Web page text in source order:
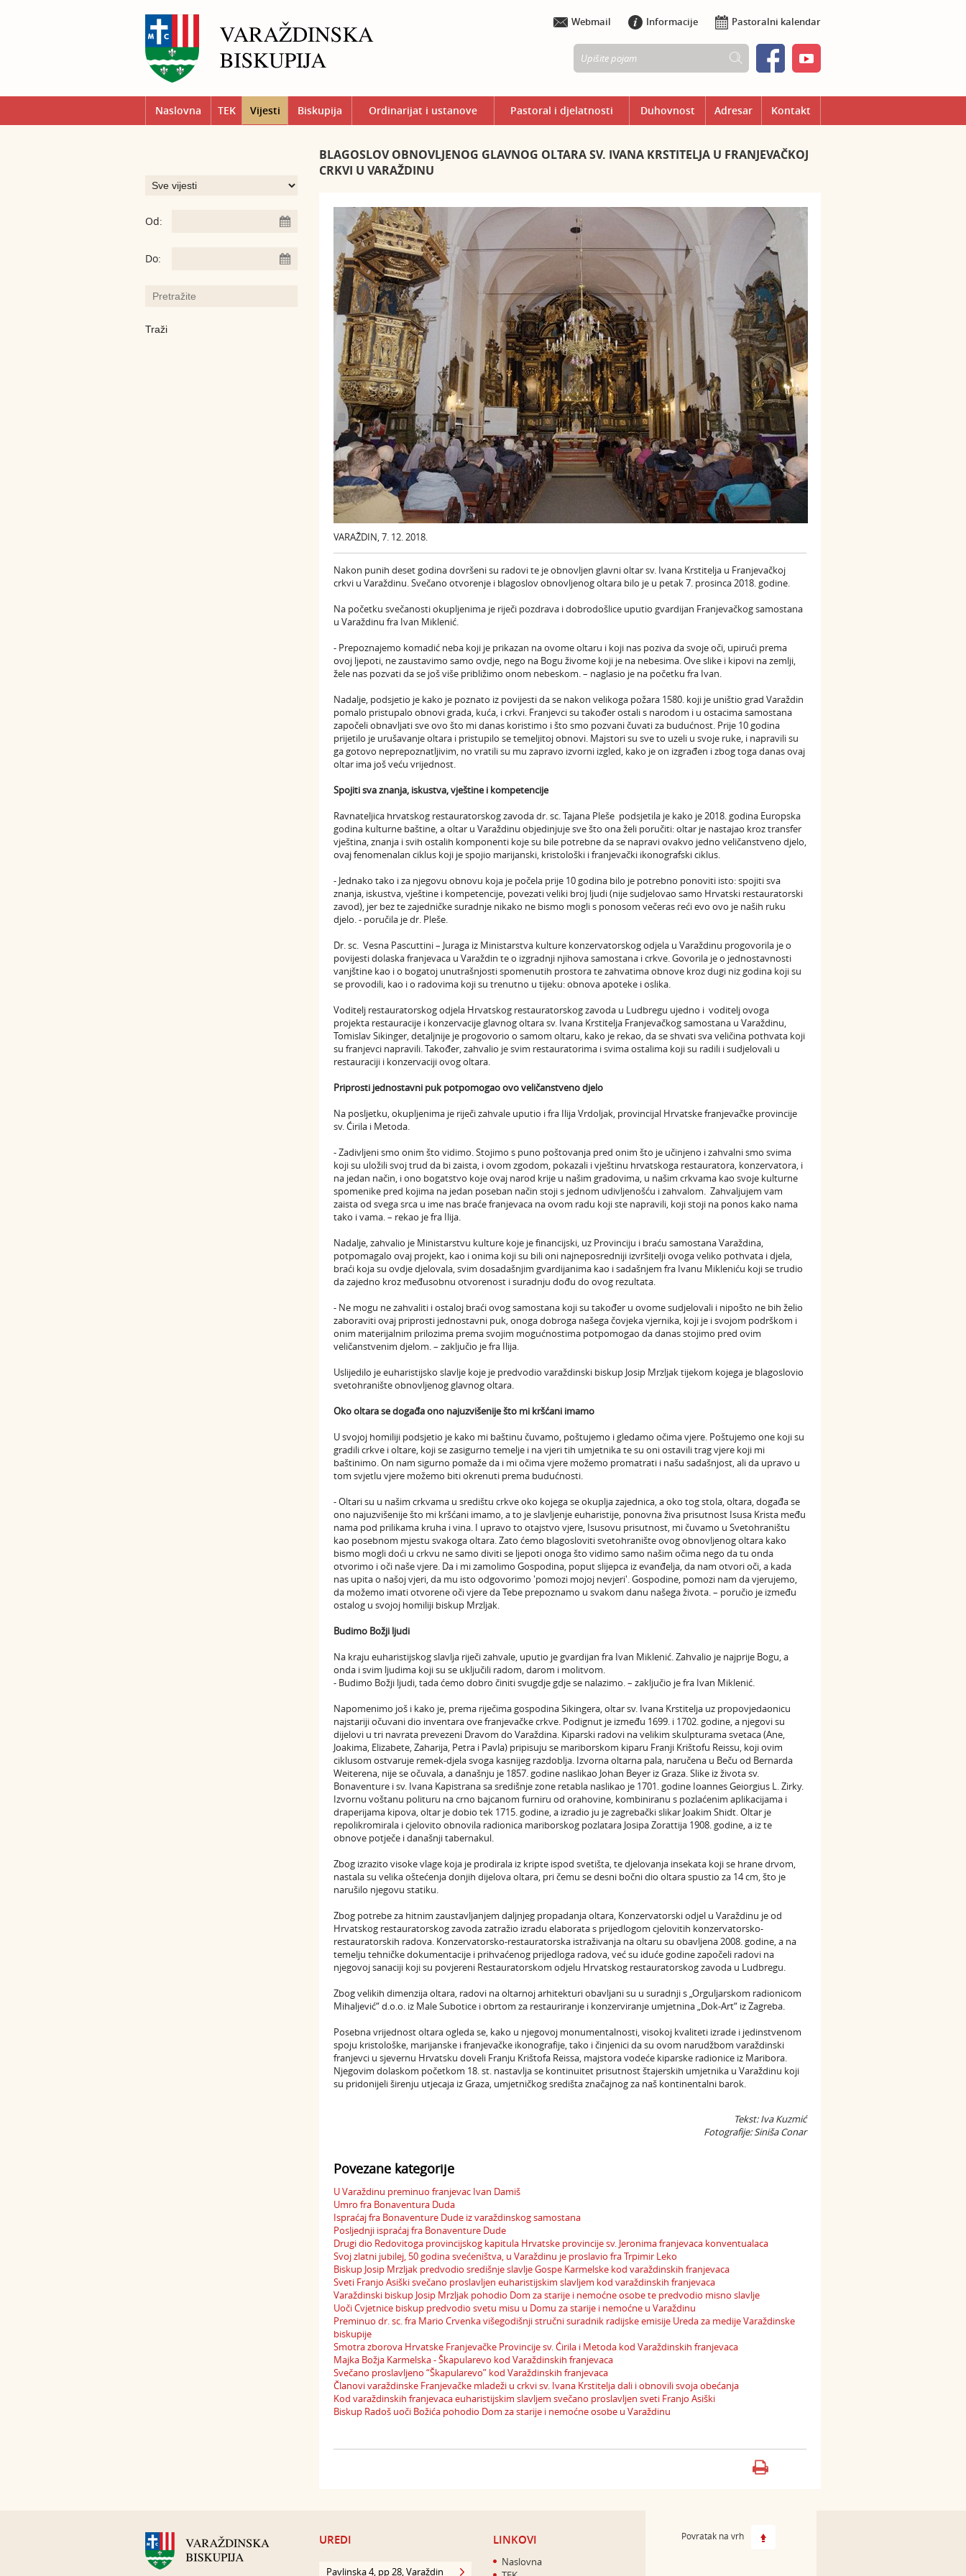
Webmail Informacije Pastoralni kalendar
Naslovna TEK Vijesti Biskupija Ordinarijat i ustanove Pastoral i djelatnosti Duhovnost Adresar Kontakt
Od:
Do:
BLAGOSLOV OBNOVLJENOG GLAVNOG OLTARA SV. IVANA KRSTITELJA U FRANJEVAČKOJ
CRKVI U VARAŽDINU
VARAŽDIN, 7. 12. 2018.
Nakon punih deset godina dovršeni su radovi te je obnovljen glavni oltar sv. Ivana Krstitelja u Franjevačkoj
crkvi u Varaždinu. Svečano otvorenje i blagoslov obnovljenog oltara bilo je u petak 7. prosinca 2018. godine.
Na početku svečanosti okupljenima je riječi pozdrava i dobrodošlice uputio gvardijan Franjevačkog samostana
u Varaždinu fra Ivan Miklenić.
- Prepoznajemo komadić neba koji je prikazan na ovome oltaru i koji nas poziva da svoje oči, upirući prema
ovoj ljepoti, ne zaustavimo samo ovdje, nego na Bogu živome koji je na nebesima. Ove slike i kipovi na zemlji,
žele nas pozvati da se još više približimo onom nebeskom. – naglasio je na početku fra Ivan.
Nadalje, podsjetio je kako je poznato iz povijesti da se nakon velikoga požara 1580. koji je uništio grad Varaždin
pomalo pristupalo obnovi grada, kuća, i crkvi. Franjevci su također ostali s narodom i u ostacima samostana
započeli obnavljati sve ovo što mi danas koristimo i što smo pozvani čuvati za budućnost. Prije 10 godina
prijetilo je urušavanje oltara i pristupilo se temeljitoj obnovi. Majstori su sve to uzeli u svoje ruke, i napravili su
ga gotovo neprepoznatljivim, no vratili su mu zapravo izvorni izgled, kako je on izgrađen i zbog toga danas ovaj
oltar ima još veću vrijednost.
Spojiti sva znanja, iskustva, vještine i kompetencije
Ravnateljica hrvatskog restauratorskog zavoda dr. sc. Tajana Pleše podsjetila je kako je 2018. godina Europska
godina kulturne baštine, a oltar u Varaždinu objedinjuje sve što ona želi poručiti: oltar je nastajao kroz transfer
vještina, znanja i svih ostalih komponenti koje su bile potrebne da se napravi ovakvo jedno veličanstveno djelo,
ovaj fenomenalan ciklus koji je spojio marijanski, kristološki i franjevački ikonografski ciklus.
- Jednako tako i za njegovu obnovu koja je počela prije 10 godina bilo je potrebno ponoviti isto: spojiti sva
znanja, iskustva, vještine i kompetencije, povezati veliki broj ljudi (nije sudjelovao samo Hrvatski restauratorski
zavod), jer bez te zajedničke suradnje nikako ne bismo mogli s ponosom večeras reći evo ovo je naših ruku
djelo. - poručila je dr. Pleše.
Dr. sc. Vesna Pascuttini – Juraga iz Ministarstva kulture konzervatorskog odjela u Varaždinu progovorila je o
povijesti dolaska franjevaca u Varaždin te o izgradnji njihova samostana i crkve. Govorila je o jednostavnosti
vanjštine kao i o bogatoj unutrašnjosti spomenutih prostora te zahvatima obnove kroz dugi niz godina koji su
se provodili, kao i o radovima koji su trenutno u tijeku: obnova apoteke i oslika.
Voditelj restauratorskog odjela Hrvatskog restauratorskog zavoda u Ludbregu ujedno i voditelj ovoga
projekta restauracije i konzervacije glavnog oltara sv. Ivana Krstitelja Franjevačkog samostana u Varaždinu,
Tomislav Sikinger, detaljnije je progovorio o samom oltaru, kako je rekao, da se shvati sva veličina pothvata koji
su franjevci napravili. Također, zahvalio je svim restauratorima i svima ostalima koji su radili i sudjelovali u
restauraciji i konzervaciji ovog oltara.
Priprosti jednostavni pukpotpomogao ovo veličanstveno djelo
Na posljetku, okupljenima je riječi zahvale uputio i fra Ilija Vrdoljak, provincijal Hrvatske franjevačke provincije
sv. Ćirila i Metoda.
- Zadivljeni smo onim što vidimo. Stojimo s puno poštovanja pred onim što je učinjeno i zahvalni smo svima
koji su uložili svoj trud da bi zaista, i ovom zgodom, pokazali i vještinu hrvatskoga restauratora, konzervatora, i
na jedan način, i ono bogatstvo koje ovaj narod krije u našim gradovima, u našim crkvama kao svoje kulturne
spomenike pred kojima na jedan poseban način stoji s jednom udivljenošću i zahvalom. Zahvaljujem vam
zaista od svega srca u ime nas braće franjevaca na ovom radu koji ste napravili, koji stoji na ponos kako nama
tako i vama. – rekao je fra Ilija.
Nadalje, zahvalio je Ministarstvu kulture koje je financijski, uz Provinciju i braću samostana Varaždina,
potpomagalo ovaj projekt, kao i onima koji su bili oni najneposredniji izvršitelji ovoga veliko pothvata i djela,
braći koja su ovdje djelovala, svim dosadašnjim gvardijanima kao i sadašnjem fra Ivanu Mikleniću koji se trudio
da zajedno kroz međusobnu otvorenost i suradnju dođu do ovog rezultata.
- Ne mogu ne zahvaliti i ostaloj braći ovog samostana koji su također u ovome sudjelovali i nipošto ne bih želio
zaboraviti ovaj priprosti jednostavni puk, onoga dobroga našega čovjeka vjernika, koji je i svojom podrškom i
onim materijalnim prilozima prema svojim mogućnostima potpomogao da danas stojimo pred ovim
veličanstvenim djelom. – zaključio je fra Ilija.
Uslijedilo je euharistijsko slavlje koje je predvodio varaždinski biskup Josip Mrzljak tijekom kojega je blagoslovio
svetohranište obnovljenog glavnog oltara.
Oko oltara se događa ono najuzvišenije što mi kršćani imamo
U svojoj homiliji podsjetio je kako mi baštinu čuvamo, poštujemo i gledamo očima vjere. Poštujemo one koji su
gradili crkve i oltare, koji se zasigurno temelje i na vjeri tih umjetnika te su oni ostavili trag vjere koji mi
baštinimo. On nam sigurno pomaže da i mi očima vjere možemo promatrati i našu sadašnjost, ali da upravo u
tom svjetlu vjere možemo biti okrenuti prema budućnosti.
- Oltari su u našim crkvama u središtu crkve oko kojega se okuplja zajednica, a oko tog stola, oltara, događa se
ono najuzvišenije što mi kršćani imamo, a to je slavljenje euharistije, ponovna živa prisutnost Isusa Krista među
nama pod prilikama kruha i vina. I upravo to otajstvo vjere, Isusovu prisutnost, mi čuvamo u Svetohraništu
kao posebnom mjestu svakoga oltara. Zato ćemo blagosloviti svetohranište ovog obnovljenog oltara kako
bismo mogli doći u crkvu ne samo diviti se ljepoti onoga što vidimo samo našim očima nego da tu onda
otvorimo i oči naše vjere. Da i mi zamolimo Gospodina, poput slijepca iz evanđelja, da nam otvori oči, a kada
nas upita o našoj vjeri, da mu isto odgovorimo 'pomozi mojoj nevjeri'. Gospodine, pomozi nam da vjerujemo,
da možemo imati otvorene oči vjere da Tebe prepoznamo u svakom danu našega života. – poručio je između
ostalog u svojoj homiliji biskup Mrzljak.
Budimo Božji ljudi
Na kraju euharistijskog slavlja riječi zahvale, uputio je gvardijan fra Ivan Miklenić. Zahvalio je najprije Bogu, a
onda i svim ljudima koji su se uključili radom, darom i molitvom.
- Budimo Božji ljudi, tada ćemo dobro činiti svugdje gdje se nalazimo. – zaključio je fra Ivan Miklenić.
Napomenimo još i kako je, prema riječima gospodina Sikingera, oltar sv. Ivana Krstitelja uz propovjedaonicu
najstariji očuvani dio inventara ove franjevačke crkve. Podignut je između 1699. i 1702. godine, a njegovi su
dijelovi u tri navrata prevezeni Dravom do Varaždina. Kiparski radovi na velikim skulpturama svetaca (Ane,
Joakima, Elizabete, Zaharija, Petra i Pavla) pripisuju se mariborskom kiparu Franji Krištofu Reissu, koji ovim
ciklusom ostvaruje remek-djela svoga kasnijeg razdoblja. Izvorna oltarna pala, naručena u Beču od Bernarda
Weiterena, nije se očuvala, a današnju je 1857. godine naslikao Johan Beyer iz Graza. Slike iz života sv.
Bonaventure i sv. Ivana Kapistrana sa središnje zone retabla naslikao je 1701. godine Ioannes Geiorgius L. Zirky.
Izvornu voštanu polituru na crno bajcanom furniru od orahovine, kombiniranu s pozlaćenim aplikacijama i
draperijama kipova, oltar je dobio tek 1715. godine, a izradio ju je zagrebački slikar Joakim Shidt. Oltar je
repolikromirala i cjelovito obnovila radionica mariborskog pozlatara Josipa Zorattija 1908. godine, a iz te
obnove potječe i današnji tabernakul.
Zbog izrazito visoke vlage koja je prodirala iz kripte ispod svetišta, te djelovanja insekata koji se hrane drvom,
nastala su velika oštećenja donjih dijelova oltara, pri čemu se desni bočni dio oltara spustio za 14 cm, što je
narušilo njegovu statiku.
Zbog potrebe za hitnim zaustavljanjem daljnjeg propadanja oltara, Konzervatorski odjel u Varaždinu je od
Hrvatskog restauratorskog zavoda zatražio izradu elaborata s prijedlogom cjelovitih konzervatorsko-
restauratorskih radova. Konzervatorsko-restauratorska istraživanja na oltaru su obavljena 2008. godine, a na
temelju tehničke dokumentacije i prihvaćenog prijedloga radova, već su iduće godine započeli radovi na
njegovoj sanaciji koji su povjereni Restauratorskom odjelu Hrvatskog restauratorskog zavoda u Ludbregu.
Zbog velikih dimenzija oltara, radovi na oltarnoj arhitekturi obavljani su u suradnji s „Orguljarskom radionicom
Mihaljević“ d.o.o. iz Male Subotice i obrtom za restauriranje i konzerviranje umjetnina „Dok-Art“ iz Zagreba.
Posebna vrijednost oltara ogleda se, kako u njegovoj monumentalnosti, visokoj kvaliteti izrade i jedinstvenom
spoju kristološke, marijanske i franjevačke ikonografije, tako i činjenici da su ovom narudžbom varaždinski
franjevci u sjevernu Hrvatsku doveli Franju Krištofa Reissa, majstora vodeće kiparske radionice iz Maribora.
Njegovim dolaskom početkom 18. st. nastavlja se kontinuitet prisutnost štajerskih umjetnika u Varaždinu koji
su pridonijeli širenju utjecaja iz Graza, umjetničkog središta značajnog za naš kontinentalni barok.
Tekst: Iva Kuzmić
Fotografije: Siniša Conar
Povezane kategorije
U Varaždinu preminuo franjevac Ivan Damiš
Umro fra Bonaventura Duda
Ispraćaj fra Bonaventure Dude iz varaždinskog samostana
Posljednji ispraćaj fra Bonaventure Dude
Drugi dio Redovitoga provincijskog kapitula Hrvatske provincije sv. Jeronima franjevaca konventualaca
Svoj zlatni jubilej, 50 godina svećeništva, u Varaždinu je proslavio fra Trpimir Leko
Biskup Josip Mrzljak predvodio središnje slavlje Gospe Karmelske kod varaždinskih franjevaca
Sveti Franjo Asiški svečano proslavljen euharistijskim slavljem kod varaždinskih franjevaca
Varaždinski biskup Josip Mrzljak pohodio Dom za starije i nemoćne osobe te predvodio misno slavlje
Uoči Cvjetnice biskup predvodio svetu misu u Domu za starije i nemoćne u Varaždinu
Preminuo dr. sc. fra Mario Crvenka višegodišnji stručni suradnik radijske emisije Ureda za medije Varaždinske
biskupije
Smotra zborova Hrvatske Franjevačke Provincije sv. Ćirila i Metoda kod Varaždinskih franjevaca
Majka Božja Karmelska - Škapularevo kod Varaždinskih franjevaca
Svečano proslavljeno “Škapularevo” kod Varaždinskih franjevaca
Članovi varaždinske Franjevačke mladeži u crkvi sv. Ivana Krstitelja dali i obnovili svoja obećanja
Kod varaždinskih franjevaca euharistijskim slavljem svečano proslavljen sveti Franjo Asiški
Biskup Radoš uoči Božića pohodio Dom za starije i nemoćne osobe u Varaždinu
UREDI
Pavlinska 4, pp 28, Varaždin
LINKOVI
Naslovna
Povratak na vrh